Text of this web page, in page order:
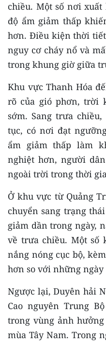
MEDIA CENTER
E-Magazine
Video
Media Kinh tế
Media Văn hóa
Media Xã hội
Media Pháp luật
Media Thế giới
Media Thể thao
Media Giáo dục
Media Y tế
Media Khoa học - Công
Media Môi trường
Ảnh
chiều. Một số nơi
độ ẩm giảm thấp
hơn. Điều kiện thời
nguy cơ cháy nổ và
trong khung giờ giữa
Khu vực Thanh Hóa
rõ của gió phơn, trời
sớm. Sang trưa
tục, có nơi đạt
ẩm giảm thấp làm
nghiệt hơn, người
ngoài trời trong thời
Ở khu vực từ Quảng
chuyển sang trạng
giảm dần trong ngày,
về trưa chiều. Một số
nắng nóng cục bộ,
hơn so với những
Ngược lại, Duyên hải
Cao nguyên Trung
trong vùng ảnh
mùa Tây Nam. Trong